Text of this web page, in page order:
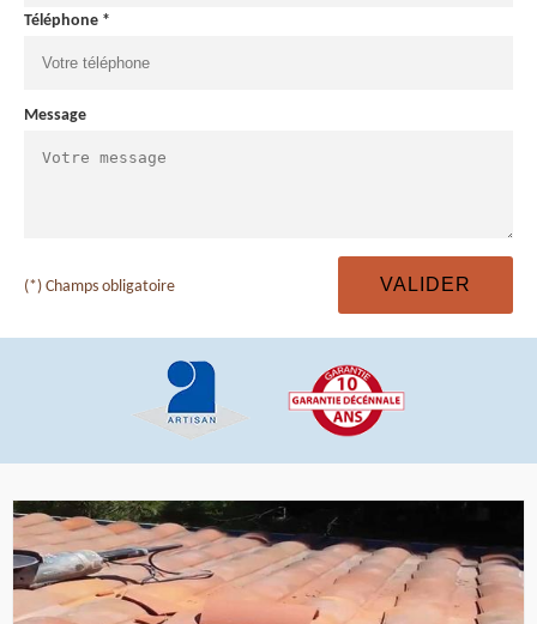
Téléphone *
Message
(*) Champs obligatoire